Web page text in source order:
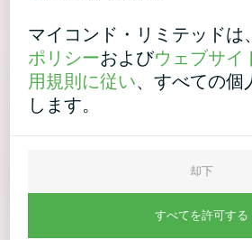
マイコンド・リミテッドは、
ポリシーおよびウェブサイ
用規則に従い、すべての個
します。
却下
すべてを許可する